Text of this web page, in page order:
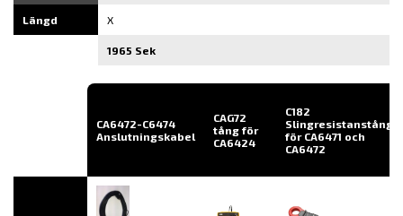
Längd X
1965 Sek
CA6472-C6474
Anslutningskabel
CAG72
tång för
CA6424
C182
Slingresistanstång
för CA6471 och
CA6472